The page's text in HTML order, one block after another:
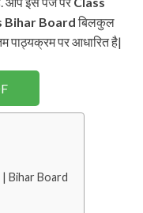
Bihar Boardबिलकुल
पाठ्यक्रम पर आधारित है|
Bihar Board